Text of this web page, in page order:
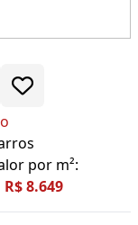
por m²:
R$ 8.649